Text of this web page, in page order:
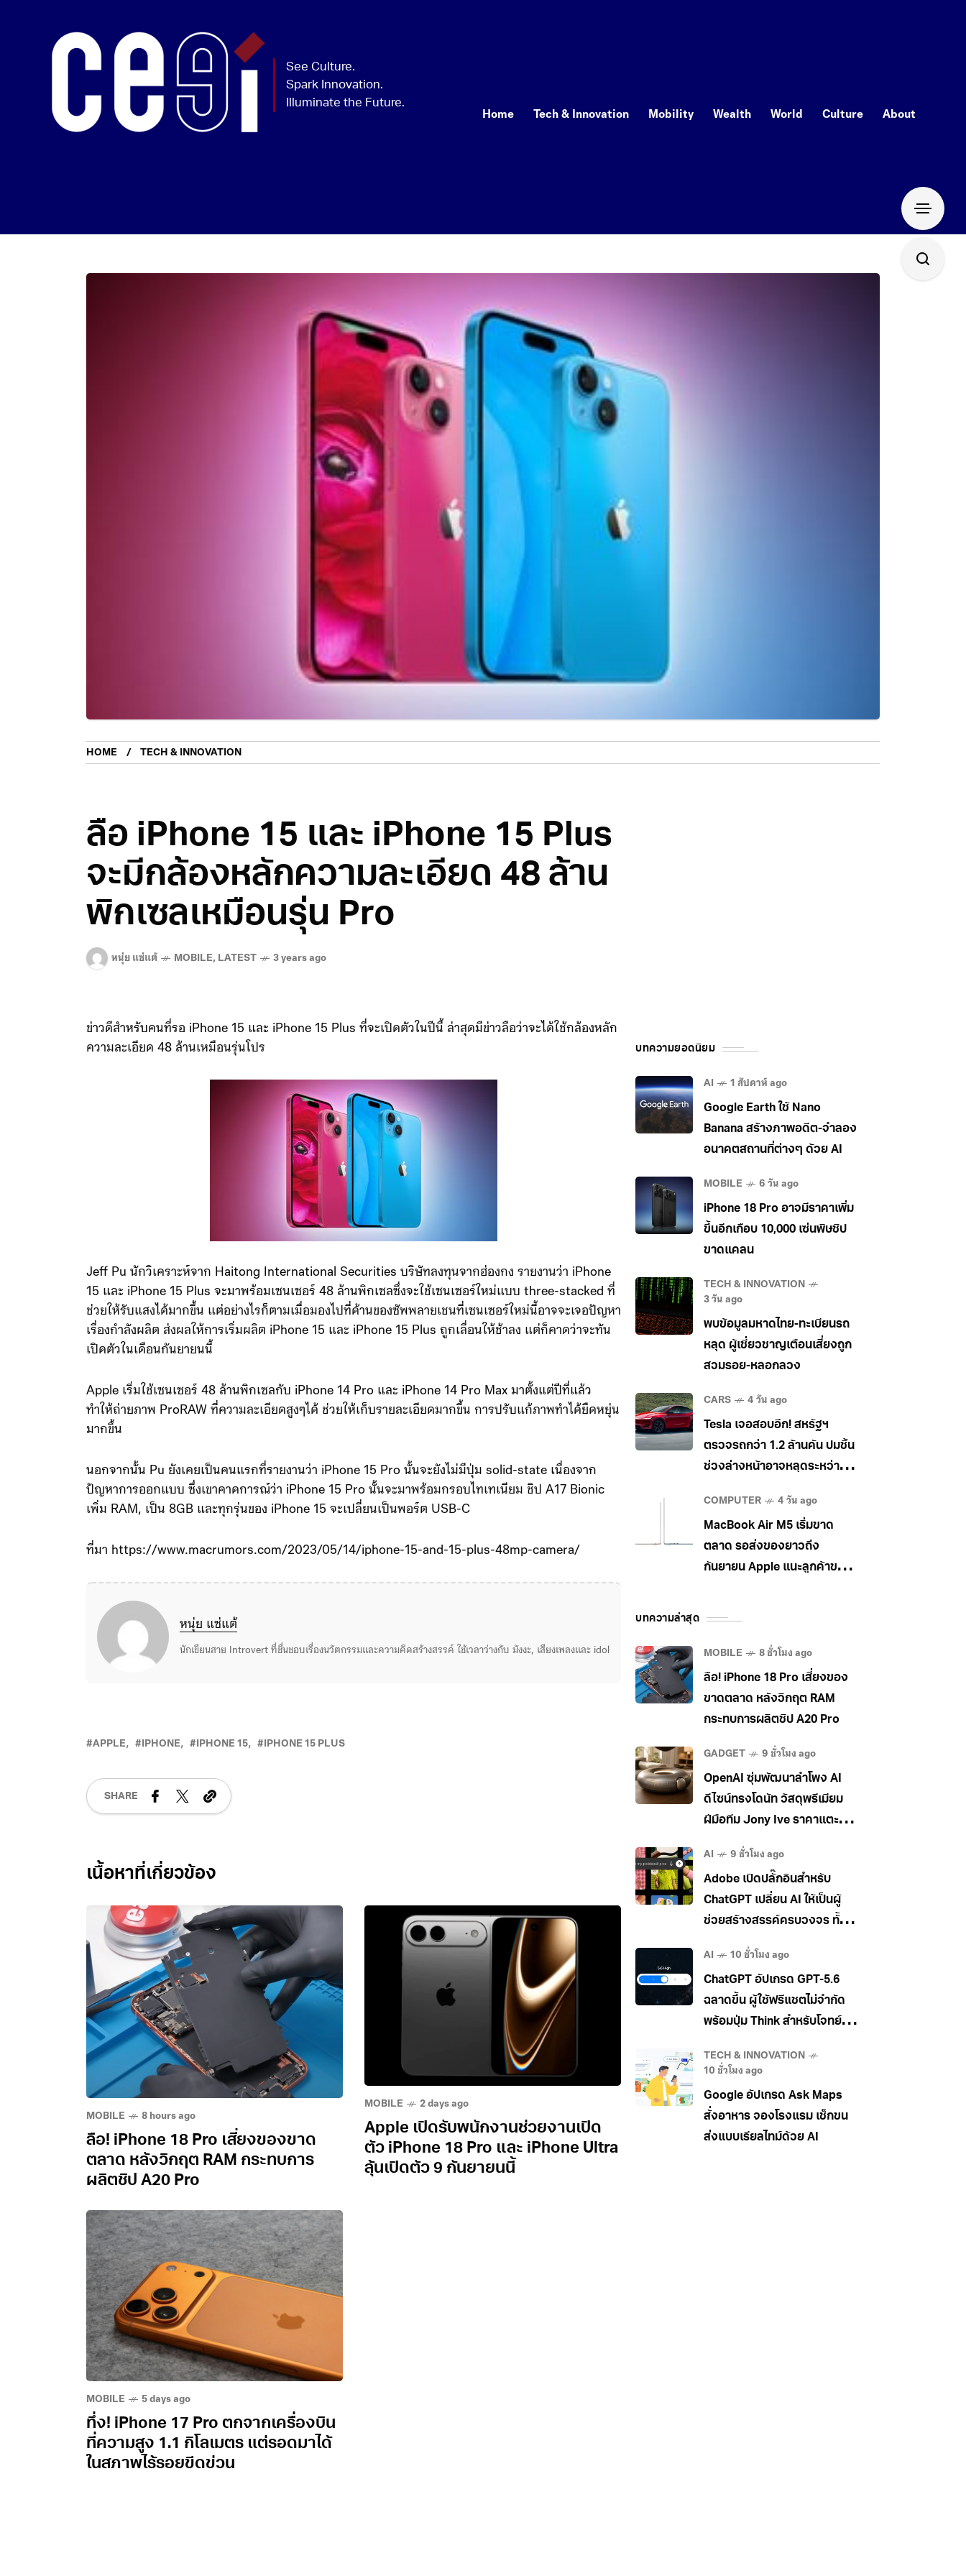
Home Tech & Innovation Mobility Wealth World Culture About
HOME TECH & INNOVATION
ลือ iPhone 15 และ iPhone 15 Plus
จะมีกล้องหลักความละเอียด 48 ล้าน
พิกเซลเหมือนรุ่น Pro
หนุ่ย แซ่แต้ MOBILE, LATEST 3 years ago
ข่าวดีสำหรับคนที่รอ iPhone 15 และ iPhone 15 Plus ที่จะเปิดตัวในปีนี้ ล่าสุดมีข่าวลือว่าจะได้ใช้กล้องหลัก
ความละเอียด 48 ล้านเหมือนรุ่นโปร
Jeff Pu นักวิเคราะห์จาก Haitong International Securities บริษัทลงทุนจากฮ่องกง รายงานว่า iPhone
15 และ iPhone 15 Plus จะมาพร้อมเซนเซอร์ 48 ล้านพิกเซลซึ่งจะใช้เซนเซอร์ใหม่แบบ three-stacked ที่
ช่วยให้รับแสงได้มากขึ้น แต่อย่างไรก็ตามเมื่อมองไปที่ด้านของซัพพลายเชนที่เซนเซอร์ใหม่นี้อาจจะเจอปัญหา
เรื่องกำลังผลิต ส่งผลให้การเริ่มผลิต iPhone 15 และ iPhone 15 Plus ถูกเลื่อนให้ช้าลง แต่ก็คาดว่าจะทัน
เปิดตัวในเดือนกันยายนนี้
Apple เริ่มใช้เซนเซอร์ 48 ล้านพิกเซลกับ iPhone 14 Pro และ iPhone 14 Pro Max มาตั้งแต่ปีที่แล้ว
ทำให้ถ่ายภาพ ProRAW ที่ความละเอียดสูงๆได้ ช่วยให้เก็บรายละเอียดมากขึ้น การปรับแก้ภาพทำได้ยืดหยุ่น
มากขึ้น
นอกจากนั้น Pu ยังเคยเป็นคนแรกที่รายงานว่า iPhone 15 Pro นั้นจะยังไม่มีปุ่ม solid-state เนื่องจาก
ปัญหาการออกแบบ ซึ่งเขาคาดการณ์ว่า iPhone 15 Pro นั้นจะมาพร้อมกรอบไทเทเนียม ชิป A17 Bionic
เพิ่ม RAM, เป็น 8GB และทุกรุ่นของ iPhone 15 จะเปลี่ยนเป็นพอร์ต USB-C
ที่มา https://www.macrumors.com/2023/05/14/iphone-15-and-15-plus-48mp-camera/
หนุ่ย แซ่แต้
นักเขียนสาย Introvert ที่ชื่นชอบเรื่องนวัตกรรมและความคิดสร้างสรรค์ ใช้เวลาว่างกับ มังงะ, เสียงเพลงและ idol
APPLE IPHONE IPHONE 15 IPHONE 15 PLUS
SHARE
Related Posts
MOBILE 8 hours ago
ลือ! iPhone 18 Pro เสี่ยงของขาด
ตลาด หลังวิกฤต RAM กระทบการ
ผลิตชิป A20 Pro
MOBILE 2 days ago
Apple เปิดรับพนักงานช่วยงานเปิด
ตัว iPhone 18 Pro และ iPhone Ultra
ลุ้นเปิดตัว 9 กันยายนนี้
MOBILE 5 days ago
ทึ่ง! iPhone 17 Pro ตกจากเครื่องบิน
ที่ความสูง 1.1 กิโลเมตร แต่รอดมาได้
ในสภาพไร้รอยขีดข่วน
บทความยอดนิยม
AI 1 สัปดาห์ ago
Google Earth ใช้ Nano
Banana สร้างภาพอดีต-จำลอง
อนาคตสถานที่ต่างๆ ด้วย AI
MOBILE 6 วัน ago
iPhone 18 Pro อาจมีราคาเพิ่ม
ขึ้นอีกเกือบ 10,000 เซ่นพิษชิป
ขาดแคลน
TECH & INNOVATION
3 วัน ago
พบข้อมูลมหาดไทย-ทะเบียนรถ
หลุด ผู้เชี่ยวชาญเตือนเสี่ยงถูก
สวมรอย-หลอกลวง
CARS 4 วัน ago
Tesla เจอสอบอีก! สหรัฐฯ
ตรวจรถกว่า 1.2 ล้านคัน ปมชิ้น
ช่วงล่างหน้าอาจหลุดระหว่าง
COMPUTER 4 วัน ago
MacBook Air M5 เริ่มขาด
ตลาด รอส่งของยาวถึง
กันยายน Apple แนะลูกค้าขยับ
บทความล่าสุด
MOBILE 8 ชั่วโมง ago
ลือ! iPhone 18 Pro เสี่ยงของ
ขาดตลาด หลังวิกฤต RAM
กระทบการผลิตชิป A20 Pro
GADGET 9 ชั่วโมง ago
OpenAI ซุ่มพัฒนาลำโพง AI
ดีไซน์ทรงโดนัท วัสดุพรีเมียม
ฝีมือทีม Jony Ive ราคาแตะ
AI 9 ชั่วโมง ago
Adobe เปิดปลั๊กอินสำหรับ
ChatGPT เปลี่ยน AI ให้เป็นผู้
ช่วยสร้างสรรค์ครบวงจร ทั้ง
AI 10 ชั่วโมง ago
ChatGPT อัปเกรด GPT-5.6
ฉลาดขึ้น ผู้ใช้ฟรีแชตไม่จำกัด
พร้อมปุ่ม Think สำหรับโจทย์
TECH & INNOVATION
10 ชั่วโมง ago
Google อัปเกรด Ask Maps
สั่งอาหาร จองโรงแรม เช็กขน
ส่งแบบเรียลไทม์ด้วย AI